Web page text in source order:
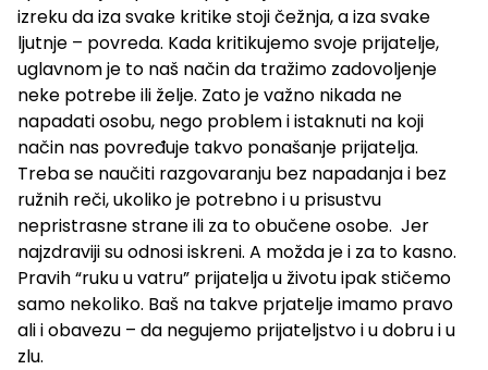
izreku da iza svake kritike stoji čežnja, a iza svake
ljutnje – povreda. Kada kritikujemo svoje prijatelje,
uglavnom je to naš način da tražimo zadovoljenje
neke potrebe ili želje. Zato je važno nikada ne
napadati osobu, nego problem i istaknuti na koji
način nas povređuje takvo ponašanje prijatelja.
Treba se naučiti razgovaranju bez napadanja i bez
ružnih reči, ukoliko je potrebno i u prisustvu
nepristrasne strane ili za to obučene osobe. Jer
najzdraviji su odnosi iskreni. A možda je i za to kasno.
Pravih “ruku u vatru” prijatelja u životu ipak stičemo
samo nekoliko. Baš na takve prjatelje imamo pravo
ali i obavezu – da negujemo prijateljstvo i u dobru i u
zlu.